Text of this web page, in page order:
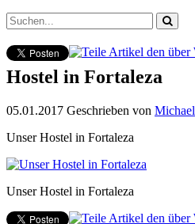
Hostel in Fortaleza
05.01.2017 Geschrieben von Michael
Unser Hostel in Fortaleza
Unser Hostel in Fortaleza